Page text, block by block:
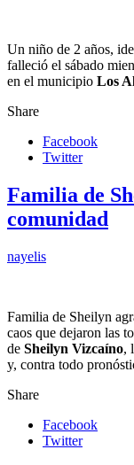
Un niño de 2 años,
falleció el sábado
en el municipio Los
Share
Facebook
Twitter
Familia de
comunidad
nayelis
Familia de Sheilyn
caos que dejaron las
de Sheilyn Vizcaíno,
y, contra todo
Share
Facebook
Twitter